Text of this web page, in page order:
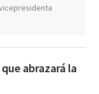
abrazará la